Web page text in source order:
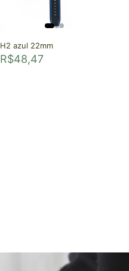
H2 azul 22mm
R$48,47